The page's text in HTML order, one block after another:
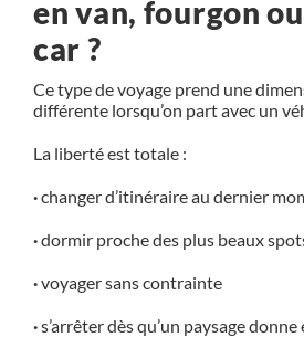
en van, fourgon
car ?
Ce type de voyage prend une
différente lorsqu’on part avec un
La liberté est totale :
·changer d’itinéraire au dernier
·dormir proche des plus beaux
·voyager sans contrainte
·s’arrêter dès qu’un paysage donne